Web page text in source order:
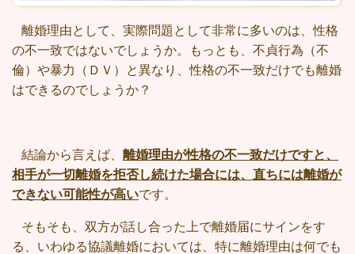
離婚理由として、実際問題として非常に多いのは、性格
の不一致ではないでしょうか。もっとも、不貞行為（不
倫）や暴力（ＤＶ）と異なり、性格の不一致だけでも離婚
はできるのでしょうか？
結論から言えば、 離婚理由が性格の不一致だけですと、
相手が一切離婚を拒否し続けた場合には、直ちには離婚が
できない可能性が高いです。
そもそも、双方が話し合った上で離婚届にサインをす
る、いわゆる協議離婚においては、特に離婚理由は何でも